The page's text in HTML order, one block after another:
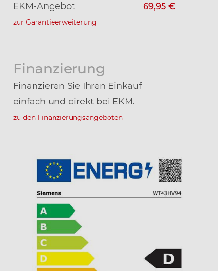
EKM-Angebot 69,95 €
zur Garantieerweiterung
Finanzierung
Finanzieren Sie Ihren Einkauf
einfach und direkt bei EKM.
zu den Finanzierungsangeboten